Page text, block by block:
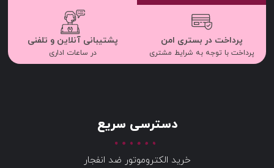
پرداخت در بستری امن
پرداخت با توجه به شرایط مشتری
پشتیبانی آنلاین و تلفنی
در ساعات اداری
دسترسی سریع
خرید الکتروموتور ضد انفجار